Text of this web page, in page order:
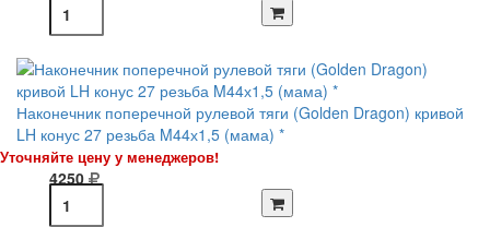
Наконечник поперечной рулевой тяги (Golden Dragon) кривой
LH конус 27 резьба M44х1,5 (мама) *
Уточняйте цену у менеджеров!
4250